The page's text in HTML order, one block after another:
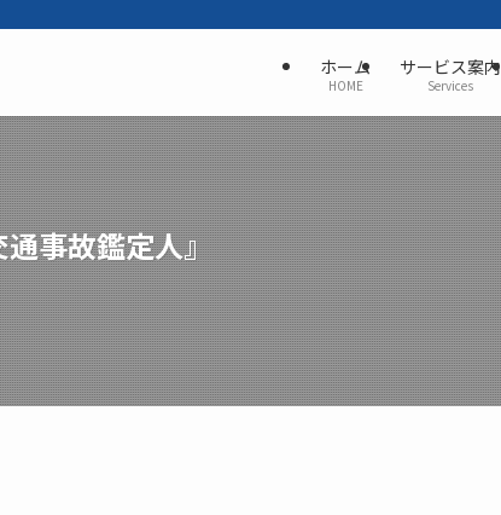
ホーム
HOME
サービス案内
Services
事故鑑定人』